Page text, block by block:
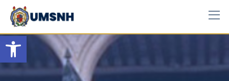
Open toolbar
Skip
content